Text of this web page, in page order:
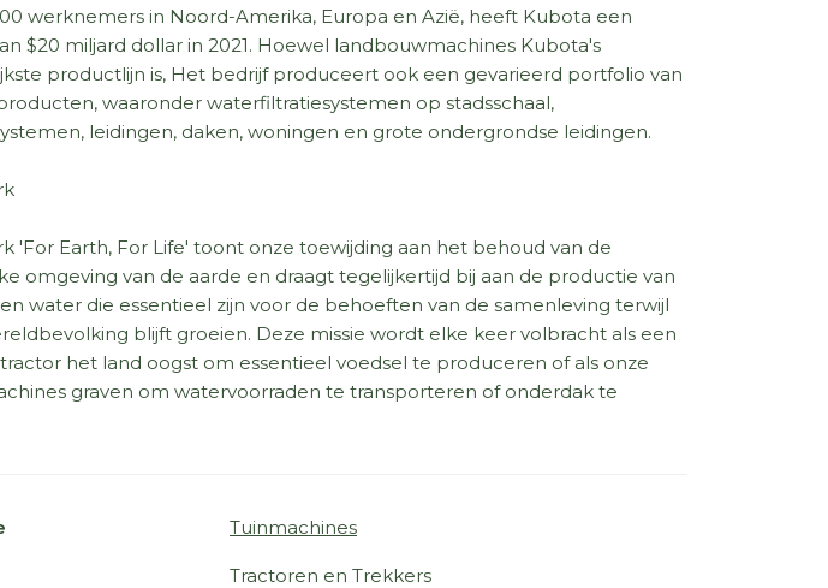
werknemers in Noord-Amerika, Europa en Azië, heeft Kubota een
$20 miljard dollar in 2021. Hoewel landbouwmachines Kubota's
productlijn is, Het bedrijf produceert ook een gevarieerd portfolio van
waaronder waterfiltratiesystemen op stadsschaal,
leidingen, daken, woningen en grote ondergrondse leidingen.
'For Earth, For Life' toont onze toewijding aan het behoud van de
omgeving van de aarde en draagt ​​tegelijkertijd bij aan de productie van
water die essentieel zijn voor de behoeften van de samenleving terwijl
blijft groeien. Deze missie wordt elke keer volbracht als een
het land oogst om essentieel voedsel te produceren of als onze
graven om watervoorraden te transporteren of onderdak te
Tuinmachines
Tractoren en Trekkers